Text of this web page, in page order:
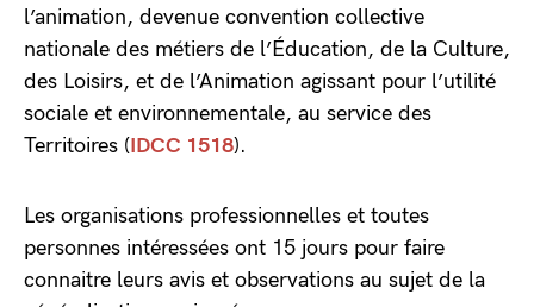
l’animation, devenue convention collective
nationale des métiers de l’Éducation, de la Culture,
des Loisirs, et de l’Animation agissant pour l’utilité
sociale et environnementale, au service des
Territoires (IDCC 1518).
Les organisations professionnelles et toutes
personnes intéressées ont 15 jours pour faire
connaitre leurs avis et observations au sujet de la